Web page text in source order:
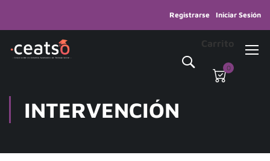
Registrarse Iniciar Sesión
Carrito
0
INTERVENCIÓN